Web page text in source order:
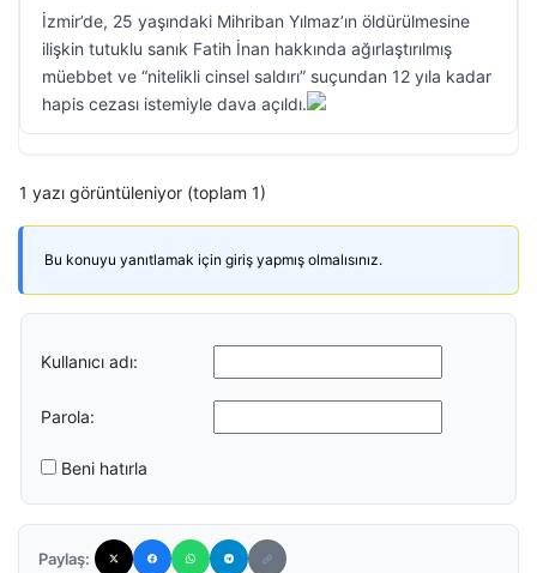
İzmir’de, 25 yaşındaki Mihriban Yılmaz’ın öldürülmesine
ilişkin tutuklu sanık Fatih İnan hakkında ağırlaştırılmış
müebbet ve “nitelikli cinsel saldırı” suçundan 12 yıla kadar
hapis cezası istemiyle dava açıldı.
1 yazı görüntüleniyor (toplam 1)
Bu konuyu yanıtlamak için giriş yapmış olmalısınız.
Kullanıcı adı:
Parola:
Beni hatırla
Paylaş: